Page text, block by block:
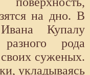
на дно. В
Купалу
рода
суженых.
укладываясь